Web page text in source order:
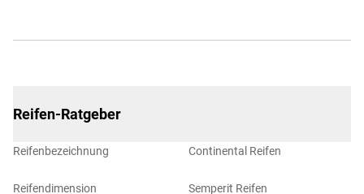
Reifen-Ratgeber
Reifenbezeichnung
Reifendimension
Continental Reifen
Semperit Reifen